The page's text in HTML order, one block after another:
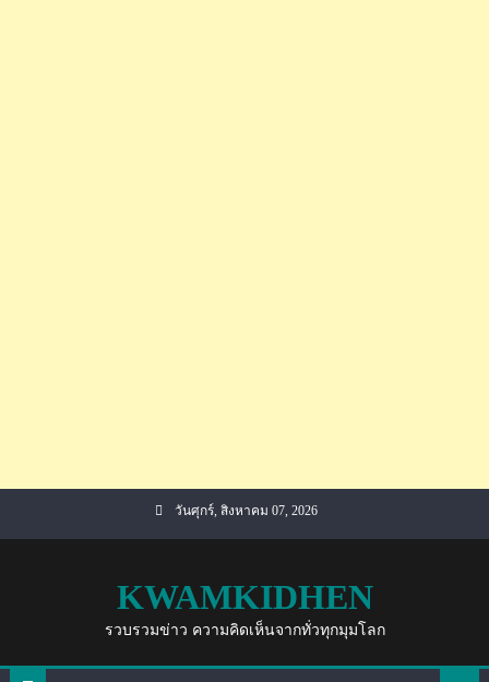
วันศุกร์, สิงหาคม 07, 2026
KWAMKIDHEN
รวบรวมข่าว ความคิดเห็นจากทั่วทุกมุมโลก